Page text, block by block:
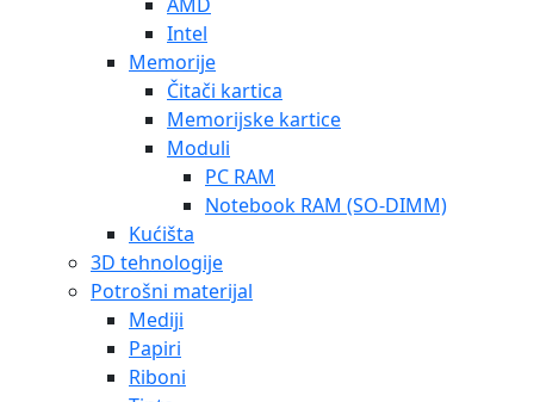
Intel
Memorije
Čitači kartica
Memorijske kartice
Moduli
PC RAM
Notebook RAM (SO-DIMM)
Kućišta
3D tehnologije
Potrošni materijal
Mediji
Papiri
Riboni